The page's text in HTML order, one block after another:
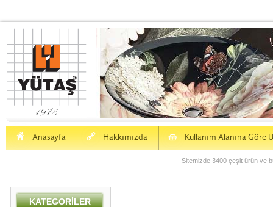
Anasayfa
H Hakkımızda
a Kullanım Alanına Göre
S
Sitemizde 3400 çeşit ürün ve
KATEGORİLER